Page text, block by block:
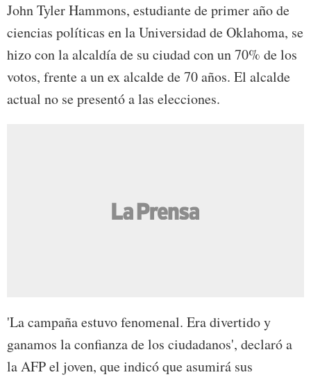
John Tyler Hammons, estudiante de primer año de
ciencias políticas en la Universidad de Oklahoma, se
hizo con la alcaldía de su ciudad con un 70% de los
votos, frente a un ex alcalde de 70 años. El alcalde
actual no se presentó a las elecciones.
'La campaña estuvo fenomenal. Era divertido y
ganamos la confianza de los ciudadanos', declaró a
la AFP el joven, que indicó que asumirá sus